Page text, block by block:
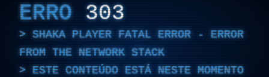
ERRO 303
SHAKA PLAYER FATAL ERROR - ERROR
FROM THE NETWORK STACK
ESTE CONTEÚDO ESTÁ NESTE MOMENTO